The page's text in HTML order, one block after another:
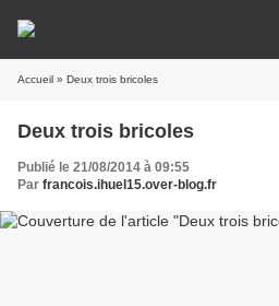
Accueil » Deux trois bricoles
Deux trois bricoles
Publié le 21/08/2014 à 09:55
Par francois.ihuel15.over-blog.fr